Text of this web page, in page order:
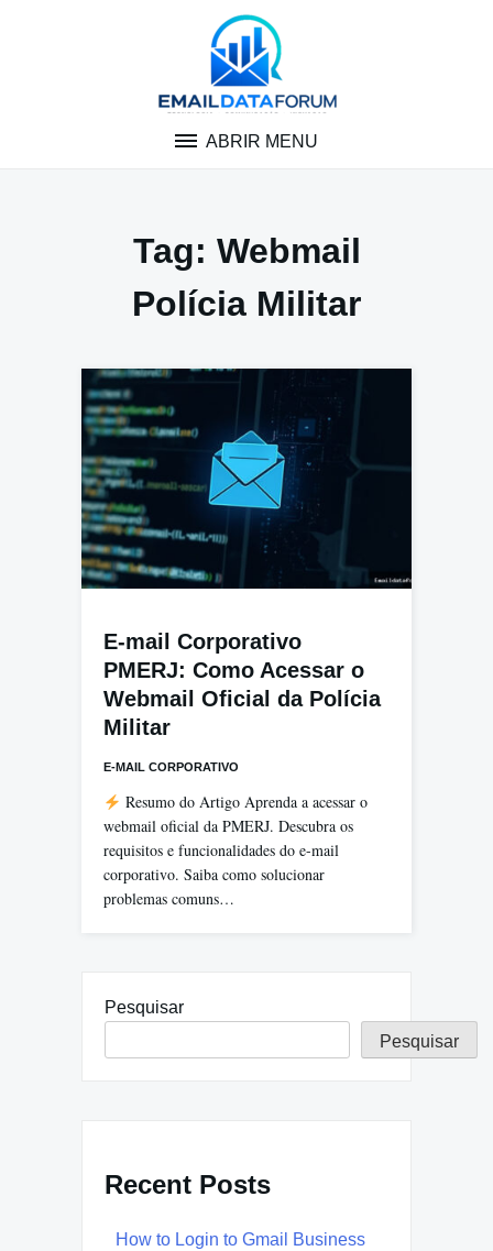
ABRIR MENU
Tag: Webmail
Polícia Militar
E-mail Corporativo
PMERJ: Como Acessar o
Webmail Oficial da Polícia
Militar
E-MAIL CORPORATIVO
Resumo do Artigo Aprenda a acessar o
webmail oficial da PMERJ. Descubra os
requisitos e funcionalidades do e-mail
corporativo. Saiba como solucionar
problemas comuns…
Pesquisar
Pesquisar
Recent Posts
How to Login to Gmail Business